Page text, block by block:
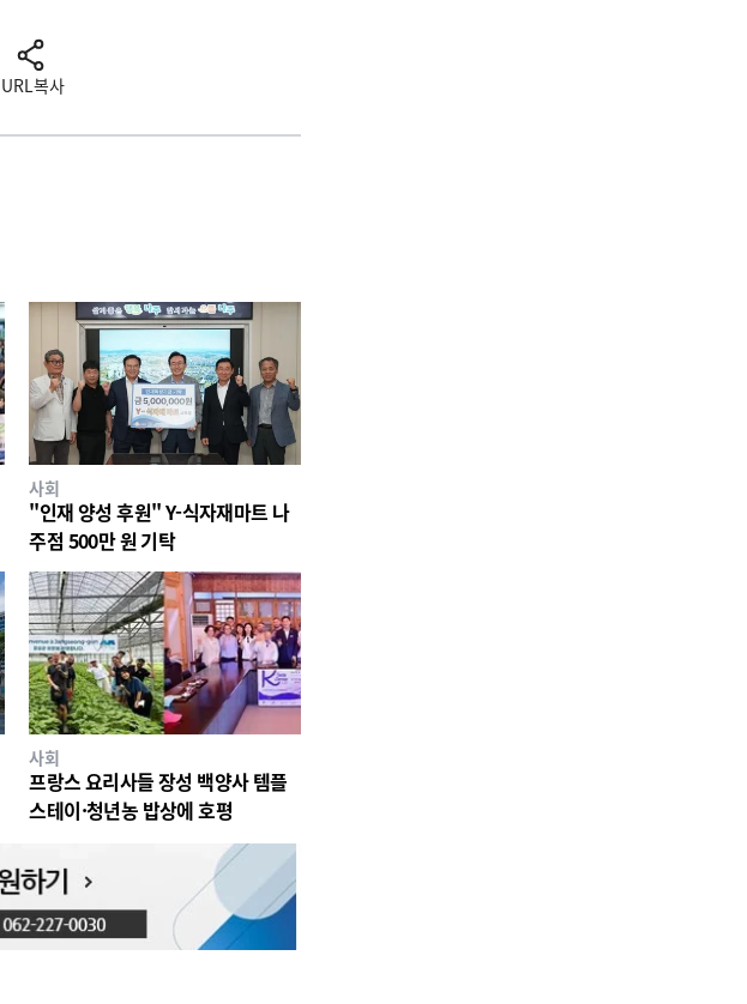
URL복사
사회
"인재 양성 후원" Y-식자재마트 나
주점 500만 원 기탁
사회
프랑스 요리사들 장성 백양사 템플
스테이·청년농 밥상에 호평